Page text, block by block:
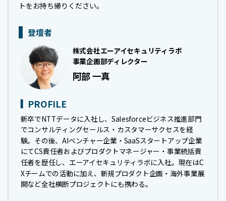
トをお持ち帰りください。
登壇者
株式会社エーアイセキュリティラボ
事業企画部ディレクター
阿部 一真
PROFILE
新卒でNTTデータに入社し、Salesforceビジネス推進部門
でコンサルティングセールス・カスタマーサクセスを経
験。その後、AIベンチャー企業・SaaSスタートアップ企業
にてCS責任者およびプロダクトマネージャー・事業統括責
任者を歴任し、エーアイセキュリティラボに入社。現在はC
Xチームでの活動に加え、新規プロダクト企画・海外事業展
開など全社横断プロジェクトにも携わる。